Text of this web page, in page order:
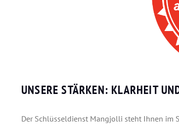
UNSERE STÄRKEN: KLARHEIT
Der Schlüsseldienst Mangjolli steht Ihnen im